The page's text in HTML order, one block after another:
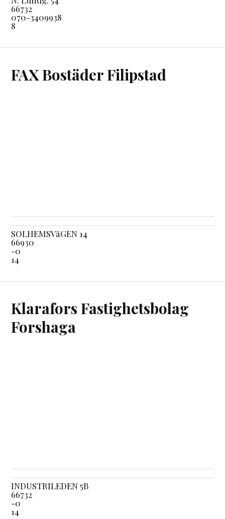
66732
070-3409938
8
FAX Bostäder Filipstad
SOLHEMSVäGEN 14
66930
-0
14
Klarafors Fastighetsbolag
Forshaga
INDUSTRILEDEN 5B
66732
-0
14